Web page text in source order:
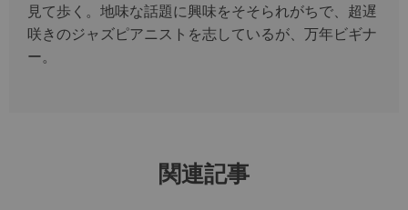
見て歩く。地味な話題に興味をそそられがちで、超遅
咲きのジャズピアニストを志しているが、万年ビギナ
ー。
関連記事